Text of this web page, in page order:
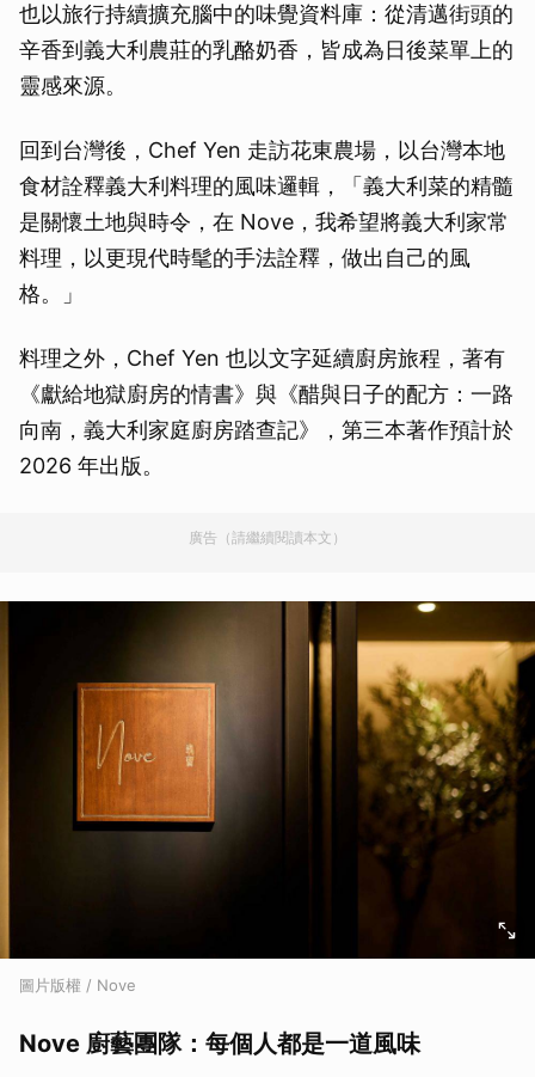
也以旅行持續擴充腦中的味覺資料庫：從清邁街頭的
辛香到義大利農莊的乳酪奶香，皆成為日後菜單上的
靈感來源。
回到台灣後，Chef Yen 走訪花東農場，以台灣本地
食材詮釋義大利料理的風味邏輯，「義大利菜的精髓
是關懷土地與時令，在 Nove，我希望將義大利家常
料理，以更現代時髦的手法詮釋，做出自己的風
格。」
料理之外，Chef Yen 也以文字延續廚房旅程，著有
《獻給地獄廚房的情書》與《醋與日子的配方：一路
向南，義大利家庭廚房踏查記》，第三本著作預計於
2026 年出版。
廣告（請繼續閱讀本文）
圖片版權 / Nove
Nove 廚藝團隊：每個人都是一道風味